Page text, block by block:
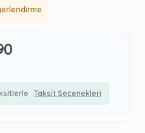
Taksit Seçenekleri